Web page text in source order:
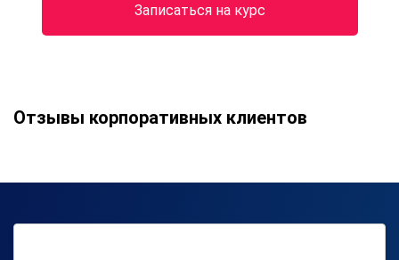
Записаться на курс
Отзывы корпоративных клиентов